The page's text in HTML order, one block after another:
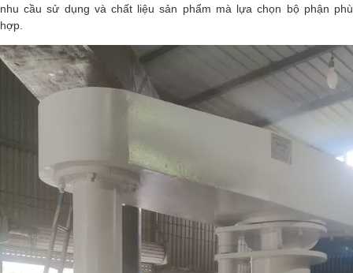
nhu cầu sử dụng và chất liệu sản phẩm mà lựa chọn bộ phận phù
hợp.